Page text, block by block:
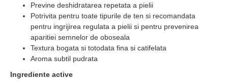
Previne deshidratarea repetata a pielii
Potrivita pentru toate tipurile de ten si recomandata
pentru ingrijirea regulata a pielii si pentru prevenirea
aparitiei semnelor de oboseala
Textura bogata si totodata fina si catifelata
Aroma subtil pudrata
Ingrediente active